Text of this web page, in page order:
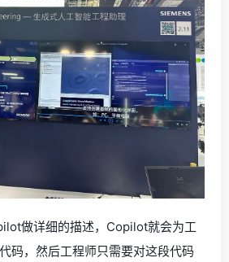
做详细的描述，Copilot就会为工
码，然后工程师只需要对这段代码